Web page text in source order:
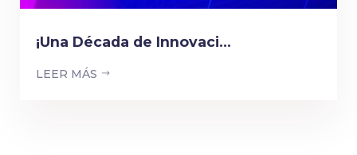
¡Una Década de Innovaci...
LEER MÁS